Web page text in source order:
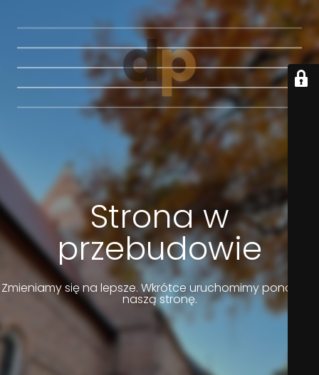
Strona w
przebudowie
Zmieniamy się na lepsze. Wkrótce uruchomimy ponownie
naszą stronę.